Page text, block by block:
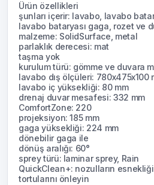
Ürün özellikleri
şunları içerir: lavabo, lavabo
lavabo bataryası gaga, rozet ve
malzeme: SolidSurface, metal
parlaklık derecesi: mat
taşma yok
kurulum türü: gömme ve duvara
lavabo dış ölçüleri: 780x475x100
lavabo iç yüksekliği: 80 mm
drenaj duvar mesafesi: 332 mm
ComfortZone: 220
projeksiyon: 185 mm
gaga yüksekliği: 224 mm
dönebilir gaga ile
dönüş aralığı: 60°
sprey türü: laminar sprey, Rain
QuickClean+: nozulların
tortularını önleyin